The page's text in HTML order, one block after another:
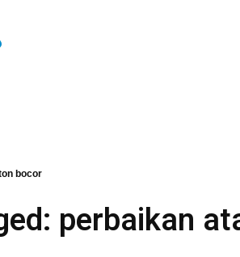
bocor
perbaikan